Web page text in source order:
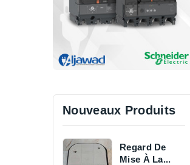
Nouveaux Produits
Regard De
Mise À La...